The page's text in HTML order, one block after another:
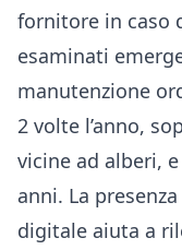
fornitore in caso
esaminati
manutenzione
2 volte l’anno,
vicine ad alberi,
anni. La
digitale aiuta a